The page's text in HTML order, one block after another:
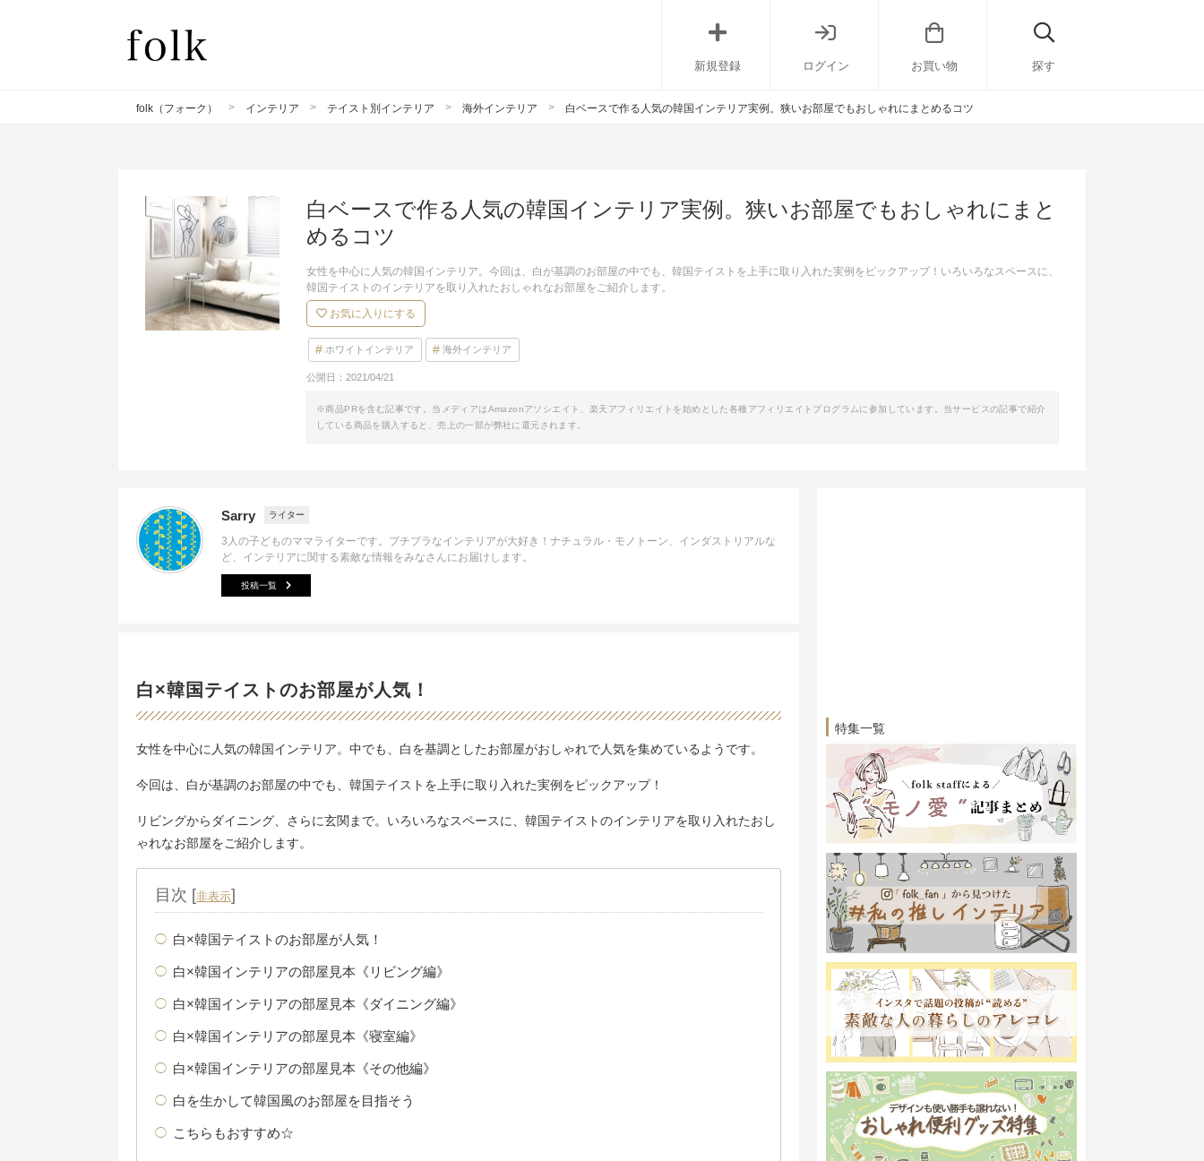
新規登録 ログイン お買い物 探す
folk（フォーク） インテリア テイスト別インテリア 海外インテリア 白ベースで作る人気の韓国インテリア実例。狭いお部屋でもおしゃれにまとめるコツ
白ベースで作る人気の韓国インテリア実例。狭いお部屋でもおしゃれにまと
めるコツ
女性を中心に人気の韓国インテリア。今回は、白が基調のお部屋の中でも、韓国テイストを上手に取り入れた実例をピックアップ！いろいろなスペースに、
韓国テイストのインテリアを取り入れたおしゃれなお部屋をご紹介します。
お気に入りにする
ホワイトインテリア 海外インテリア
公開日： 2021/04/21
※商品PRを含む記事です。当メディアはAmazonアソシエイト、楽天アフィリエイトを始めとした各種アフィリエイトプログラムに参加しています。当サービスの記事で紹介
している商品を購入すると、売上の一部が弊社に還元されます。
Sarry ライター
3人の子どものママライターです。プチプラなインテリアが大好き！ナチュラル・モノトーン、インダストリアルな
ど、インテリアに関する素敵な情報をみなさんにお届けします。
投稿一覧
白×韓国テイストのお部屋が人気！
女性を中心に人気の韓国インテリア。中でも、白を基調としたお部屋がおしゃれで人気を集めているようです。
今回は、白が基調のお部屋の中でも、韓国テイストを上手に取り入れた実例をピックアップ！
リビングからダイニング、さらに玄関まで。いろいろなスペースに、韓国テイストのインテリアを取り入れたおし
ゃれなお部屋をご紹介します。
目次 [非表示]
白×韓国テイストのお部屋が人気！
白×韓国インテリアの部屋見本《リビング編》
白×韓国インテリアの部屋見本《ダイニング編》
白×韓国インテリアの部屋見本《寝室編》
白×韓国インテリアの部屋見本《その他編》
白を生かして韓国風のお部屋を目指そう
こちらもおすすめ☆
特集一覧